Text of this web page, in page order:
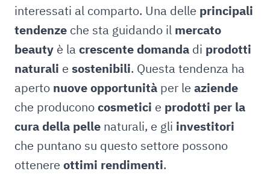
interessati al comparto. Una delle principali
tendenze che sta guidando il mercato
beauty è la crescente domanda di prodotti
naturali e sostenibili. Questa tendenza ha
aperto nuove opportunità per le aziende
che produconocosmetici e prodotti per la
cura della pelle naturali, e gli investitori
che puntano su questo settore possono
ottenere ottimi rendimenti.